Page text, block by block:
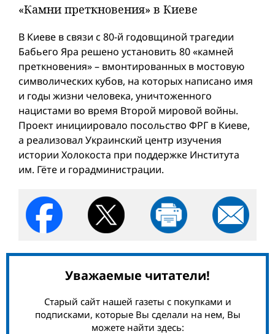
«Камни преткновения» в Киеве
В Киеве в связи с 80-й годовщиной трагедии
Бабьего Яра решено установить 80 «камней
преткновения» – вмонтированных в мостовую
символических кубов, на которых написано имя
и годы жизни человека, уничтоженного
нацистами во время Второй мировой вой­ны.
Проект инициировало посольство ФРГ в Киеве,
а реализовал Украинский центр изучения
истории Холокоста при поддержке Института
им. Гёте и горадминистрации.
Уважаемые читатели!
Старый сайт нашей газеты с покупками и
подписками, которые Вы сделали на нем, Вы
можете найти здесь: